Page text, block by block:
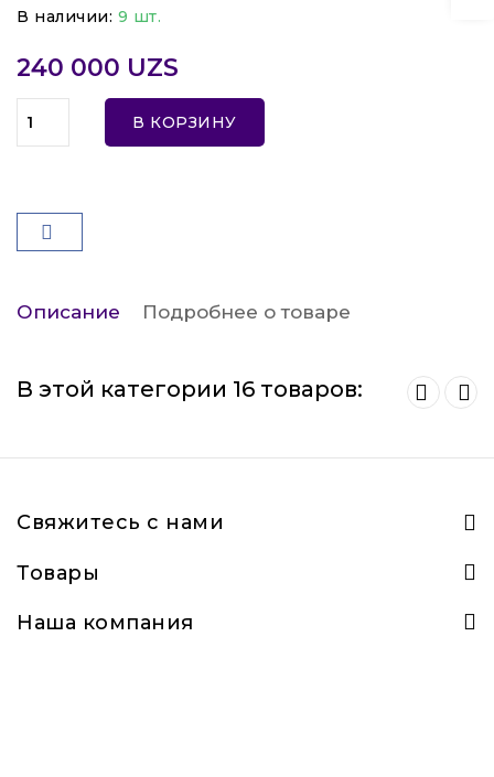
В наличии: 9 шт.
240 000 UZS
В КОРЗИНУ
Описание Подробнее о товаре
В этой категории 16 товаров:
Свяжитесь с нами
Товары
Наша компания